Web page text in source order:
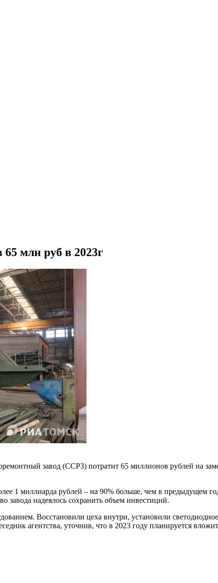
млн руб в 2023г
завод (ССРЗ) потратит 65 миллионов рублей на
1 миллиарда рублей – на 90% больше, чем в предыдущем
завода надеялось сохранить объем инвестиций.
Восстановили цеха внутри, установили
агентства, уточнив, что в 2023 году планируется